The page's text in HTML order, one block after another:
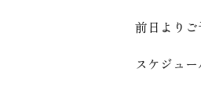
前日よりご
スケジュー